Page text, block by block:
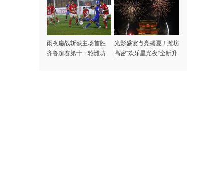
模式，高效赋能项目落地
雨夜鏖战斩获主场首胜
齐鲁超赛第十一轮潍坊
光影盛宴点亮盛夏！潍坊
高密“欢乐星光夜”全新升